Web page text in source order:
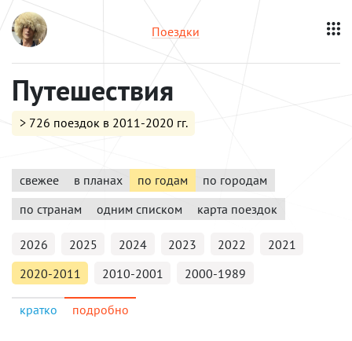
Поездки
Путешествия
> 726 поездок в 2011-2020 гг.
свежее в планах по годам
по городам
по странам
одним списком карта поездок
2026 2025 2024 2023 2022
2021
2020-2011
2010-2001 2000-1989
кратко подробно